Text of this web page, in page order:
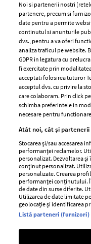
ELLE Style
2024
Despre ELLE
Romania
Contact
Abonamente
GSP
Unica
Baby
Retete
Pariază responsabil!
Jocurile de
Noi si partenerii nostri
partenere, precum si
date pentru a permite
continutul si anunturile
dvs., pentru a va oferi
analiza traficul pe website.
GDPR in legatura cu
fi exercitate prin
acceptati folosirea tuturor
acceptul dvs. cu privire la
care colaboram. Prin click pe
schimba preferintele in
necesare pentru
Atât noi, cât și
Stocarea și/sau accesarea
performanței reclamelor.
personalizat. Dezvoltarea
conținut personalizat.
personalizate. Crearea
performanței conținutului.
de date din surse diferite.
Utilizarea de date limitate
geolocație și identificarea
Listă parteneri (furnizori)